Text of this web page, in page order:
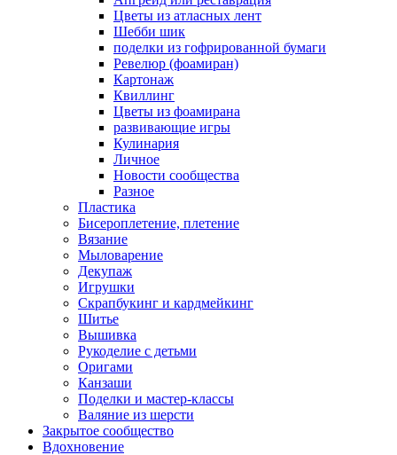
Цветы из атласных лент
Шебби шик
поделки из гофрированной бумаги
Ревелюр (фоамиран)
Картонаж
Квиллинг
Цветы из фоамирана
развивающие игры
Кулинария
Личное
Новости сообщества
Разное
Пластика
Бисероплетение, плетение
Вязание
Мыловарение
Декупаж
Игрушки
Скрапбукинг и кардмейкинг
Шитье
Вышивка
Рукоделие с детьми
Оригами
Канзаши
Поделки и мастер-классы
Валяние из шерсти
Закрытое сообщество
Вдохновение